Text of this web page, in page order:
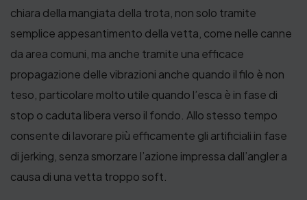
chiara della mangiata della trota, non solo tramite
semplice appesantimento della vetta, come nelle canne
da area comuni, ma anche tramite una efficace
propagazione delle vibrazioni anche quando il filo è non
teso, particolare molto utile quando l’esca è in fase di
stop o caduta libera verso il fondo. Allo stesso tempo
consente di lavorare più efficamente gli artificiali in fase
di jerking, senza smorzare l’azione impressa dall’angler a
causa di una vetta troppo soft.